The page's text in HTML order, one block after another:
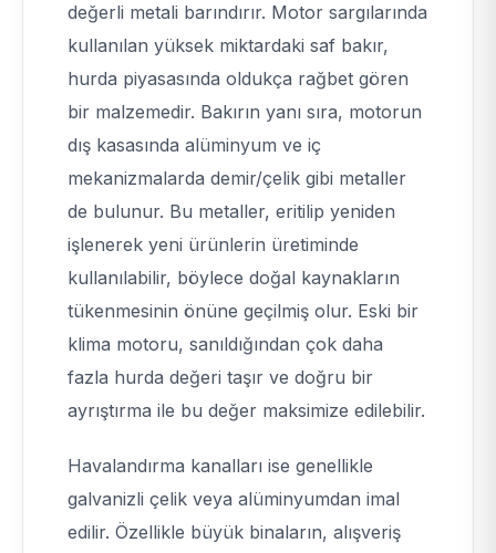
değerli metali barındırır. Motor sargılarında
kullanılan yüksek miktardaki saf bakır,
hurda piyasasında oldukça rağbet gören
bir malzemedir. Bakırın yanı sıra, motorun
dış kasasında alüminyum ve iç
mekanizmalarda demir/çelik gibi metaller
de bulunur. Bu metaller, eritilip yeniden
işlenerek yeni ürünlerin üretiminde
kullanılabilir, böylece doğal kaynakların
tükenmesinin önüne geçilmiş olur. Eski bir
klima motoru, sanıldığından çok daha
fazla hurda değeri taşır ve doğru bir
ayrıştırma ile bu değer maksimize edilebilir.
Havalandırma kanalları ise genellikle
galvanizli çelik veya alüminyumdan imal
edilir. Özellikle büyük binaların, alışveriş